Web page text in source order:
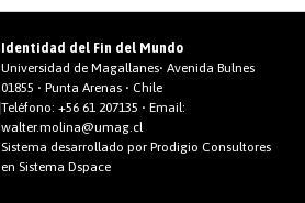
Identidad del Fin del Mundo
Universidad de Magallanes• Avenida Bulnes
01855 • Punta Arenas • Chile
Teléfono:+56 61 207135 • Email:
walter.molina@umag.cl
Sistema desarrollado por Prodigio Consultores
en Sistema Dspace